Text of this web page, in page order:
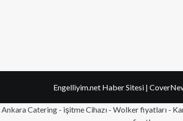
Engelliyim.net Haber Sitesi |
Ankara Catering - işitme Cihazı - Wolker fiyatları -